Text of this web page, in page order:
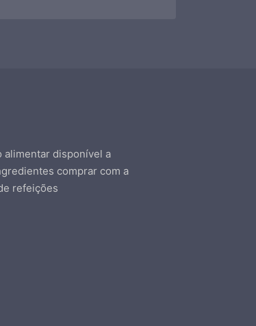
alimentar disponível a
comprar com a
refeições